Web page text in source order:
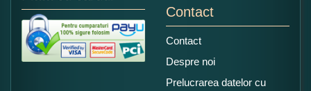
Contact
Contact
Despre noi
Prelucrarea datelor cu